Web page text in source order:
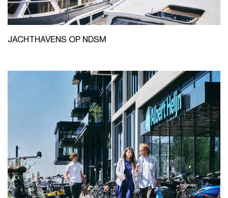
JACHTHAVENS OP NDSM